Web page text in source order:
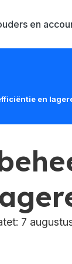
en
en
7